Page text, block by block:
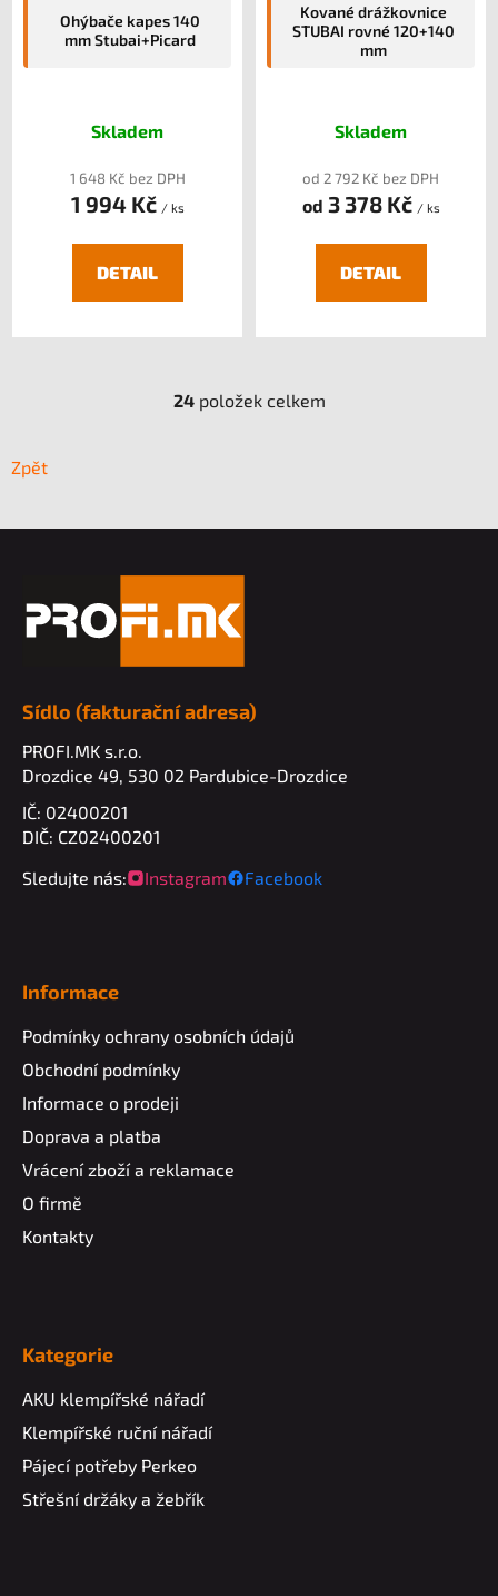
Ohýbače kapes 140
mm Stubai+Picard
Skladem
1 648 Kč bez DPH
1 994 Kč / ks
DETAIL
Kované drážkovnice
STUBAI rovné 120+140
mm
Skladem
od 2 792 Kč bez DPH
od 3 378 Kč / ks
DETAIL
O
a
y
v
p
24položek celkem
Zpět
Sídlo (fakturační adresa)
PROFI.MK s.r.o.
Drozdice 49, 530 02 Pardubice-Drozdice
IČ: 02400201
DIČ: CZ02400201
Sledujte nás:
Instagram Facebook
Informace
Podmínky ochrany osobních údajů
Obchodní podmínky
Informace o prodeji
Doprava a platba
Vrácení zboží a reklamace
O firmě
Kontakty
Kategorie
AKU klempířské nářadí
Klempířské ruční nářadí
Pájecí potřeby Perkeo
Střešní držáky a žebřík